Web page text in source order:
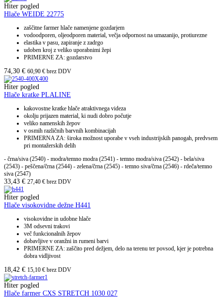
Hiter pogled
Hlače WEIDE 22775
zaščitne farmer hlače namenjene gozdarjem
vodoodporen, oljeodporen material, večja odpornost na umazanijo, protiurezne
elastika v pasu, zapiranje z zadrgo
udoben kroj z veliko uporabnimi žepi
PRIMERNE ZA: gozdarstvo
74,30 € 60,90 € brez DDV
Hiter pogled
Hlače kratke PLALINE
kakovostne kratke hlače atraktivnega videza
okolju prijazen material, ki nudi dobro počutje
veliko namenskih žepov
v osmih različnih barvnih kombinacijah
PRIMERNA ZA: široka možnost uporabe v vseh industrijskih panogah, predvsem
pri montažerskih delih
- črna/siva (2540) - modra/temno modra (2541) - temno modra/siva (2542) - bela/siva
(2543) - peščena/črna (2544) - zelena/črna (2545) - temno siva/črna (2546) - rdeča/temno
siva (2547)
33,43 € 27,40 € brez DDV
Hiter pogled
Hlače visokovidne dežne H441
visokovidne in udobne hlače
3M odsevni trakovi
več funkcionalnih žepov
dobavljive v oranžni in rumeni barvi
PRIMERNE ZA: zaščito pred dežjem, delo na terenu ter povsod, kjer je potrebna
dobra vidljivost
18,42 € 15,10 € brez DDV
Hiter pogled
Hlače farmer CXS STRETCH 1030 027